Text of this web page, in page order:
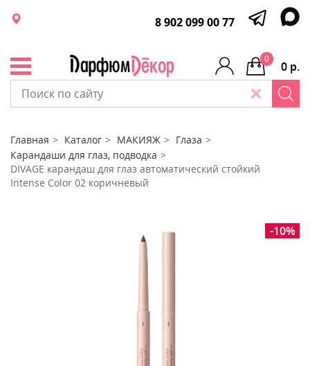
8 902 099 00 77
0 р.
0
Главная Каталог МАКИЯЖ
Глаза
Карандаши для глаз, подводка
DIVAGE карандаш для глаз автоматический стойкий
Intense Color 02 коричневый
-10%